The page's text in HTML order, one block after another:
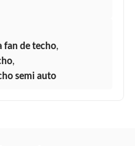
fan de techo,
,
semi auto